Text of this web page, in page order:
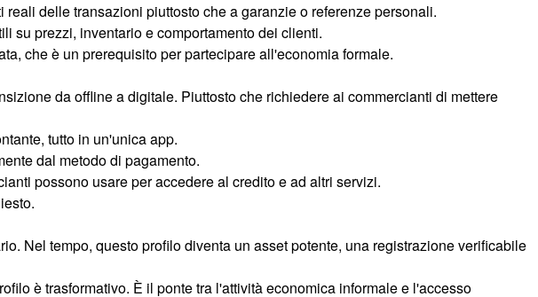
delle transazioni piuttosto che a garanzie o referenze personali.
su prezzi, inventario e comportamento dei clienti.
che è un prerequisito per partecipare all'economia formale.
da offline a digitale. Piuttosto che richiedere ai commercianti di mettere
tutto in un'unica app.
dal metodo di pagamento.
possono usare per accedere al credito e ad altri servizi.
Nel tempo, questo profilo diventa un asset potente, una registrazione verificabile
è trasformativo. È il ponte tra l'attività economica informale e l'accesso